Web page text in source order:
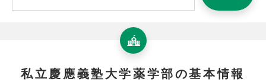
私立慶應義塾大学薬学部の基本情報